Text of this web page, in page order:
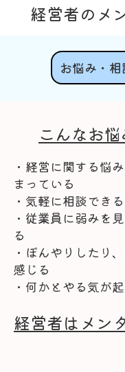
経営者のメ
お悩み・
こんなお
・経営に関する悩
まっている
・気軽に相談でき
・従業員に弱みを
る
・ぼんやりしたり
感じる
・何かとやる気が
経営者はメン